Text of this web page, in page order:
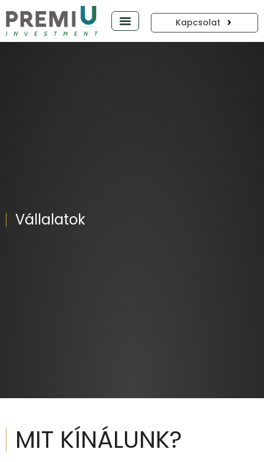
Kapcsolat
Vállalatok
MIT KÍNÁLUNK?